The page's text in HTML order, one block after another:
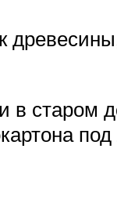
в старом